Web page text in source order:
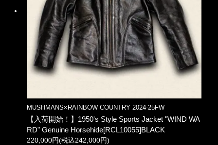
MUSHMANS×RAINBOW COUNTRY 2024-25FW
【入荷開始！】1950's Style Sports Jacket "WIND WA
RD" Genuine Horsehide[RCL10055]BLACK
220,000円(税込242,000円)